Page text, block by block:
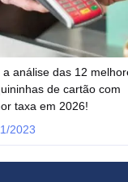
a análise das 12
de cartão com
taxa em 2026!
2023